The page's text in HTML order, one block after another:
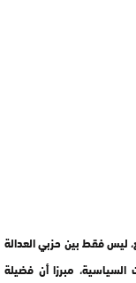
ليس فقط بين حزبي العدالة
السياسية، مبرزا أن فضيلة